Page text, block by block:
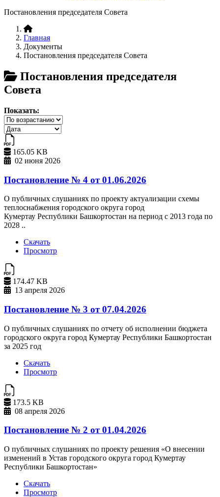
Постановления председателя Совета
Главная
Документы
Постановления председателя Совета
Постановления председателя
Совета
Показать:
165.05 KB
02 июня 2026
Постановление № 4 от 01.06.2026
О публичных слушаниях по проекту актуализации схемы
теплоснабжения городского округа город
Кумертау Республики Башкортостан на период с 2013 года по
2028 ..
Скачать
Просмотр
174.47 KB
13 апреля 2026
Постановление № 3 от 07.04.2026
О публичных слушаниях по отчету об исполнении бюджета
городского округа город Кумертау Республики Башкортостан
за 2025 год
Скачать
Просмотр
173.5 KB
08 апреля 2026
Постановление № 2 от 01.04.2026
О публичных слушаниях по проекту решения «О внесении
изменений в Устав городского округа город Кумертау
Республики Башкортостан»
Скачать
Просмотр